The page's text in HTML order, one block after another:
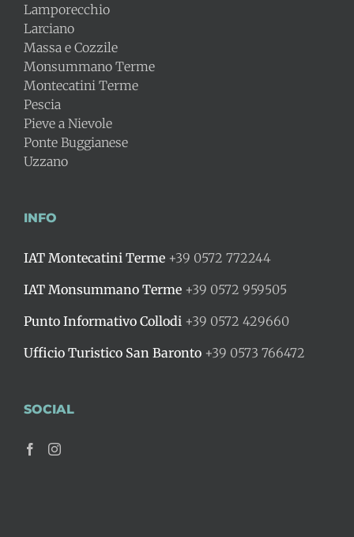
Lamporecchio
Larciano
Massa e Cozzile
Monsummano Terme
Montecatini Terme
Pescia
Pieve a Nievole
Ponte Buggianese
Uzzano
INFO
IAT Montecatini Terme +39 0572 772244
IAT Monsummano Terme +39 0572 959505
Punto Informativo Collodi +39 0572 429660
Ufficio Turistico San Baronto +39 0573 766472
SOCIAL